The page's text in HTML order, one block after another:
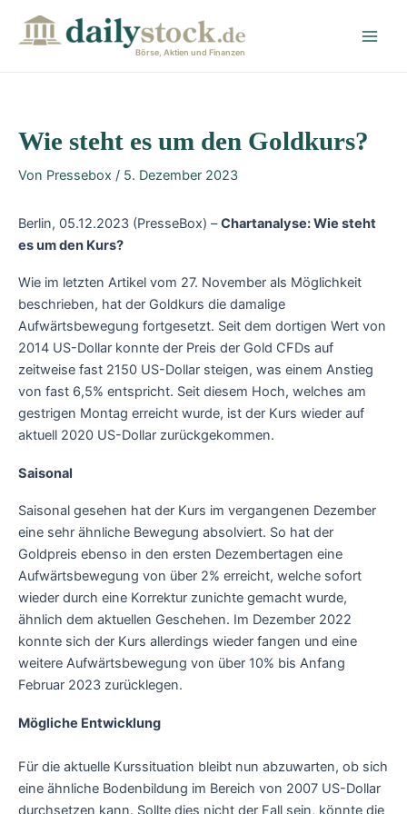
Börse, Aktien und Finanzen
Wie steht es um den Goldkurs?
Von Pressebox / 5. Dezember 2023
Berlin, 05.12.2023 (PresseBox) –Chartanalyse: Wie steht
es um den Kurs?
Wie im letzten Artikel vom 27. November als Möglichkeit
beschrieben, hat der Goldkurs die damalige
Aufwärtsbewegung fortgesetzt. Seit dem dortigen Wert von
2014 US-Dollar konnte der Preis der Gold CFDs auf
zeitweise fast 2150 US-Dollar steigen, was einem Anstieg
von fast 6,5% entspricht. Seit diesem Hoch, welches am
gestrigen Montag erreicht wurde, ist der Kurs wieder auf
aktuell 2020 US-Dollar zurückgekommen.
Saisonal
Saisonal gesehen hat der Kurs im vergangenen Dezember
eine sehr ähnliche Bewegung absolviert. So hat der
Goldpreis ebenso in den ersten Dezembertagen eine
Aufwärtsbewegung von über 2% erreicht, welche sofort
wieder durch eine Korrektur zunichte gemacht wurde,
ähnlich dem aktuellen Geschehen. Im Dezember 2022
konnte sich der Kurs allerdings wieder fangen und eine
weitere Aufwärtsbewegung von über 10% bis Anfang
Februar 2023 zurücklegen.
Mögliche Entwicklung
Für die aktuelle Kurssituation bleibt nun abzuwarten, ob sich
eine ähnliche Bodenbildung im Bereich von 2007 US-Dollar
durchsetzen kann. Sollte dies nicht der Fall sein, könnte die